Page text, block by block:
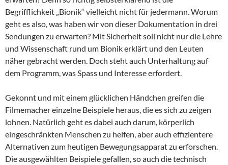
Begrifflichkeit „Bionik“ vielleicht nicht für jedermann. Worum
geht es also, was haben wir von dieser Dokumentation in drei
Sendungen zu erwarten? Mit Sicherheit soll nicht nur die Lehre
und Wissenschaft rund um Bionik erklärt und den Leuten
näher gebracht werden. Doch steht auch Unterhaltung auf
dem Programm, was Spass und Interesse erfordert.
Gekonnt und mit einem glücklichen Händchen greifen die
Filmemacher einzelne Beispiele heraus, die es sich zu zeigen
lohnen. Natürlich geht es dabei auch darum, körperlich
eingeschränkten Menschen zu helfen, aber auch effizientere
Alternativen zum heutigen Bewegungsapparat zu erforschen.
Die ausgewählten Beispiele gefallen, so auch die technisch